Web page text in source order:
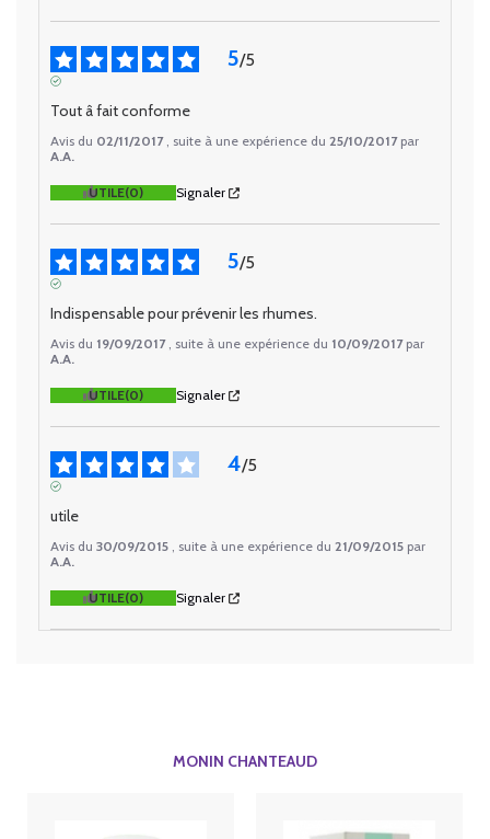
5/5
Tout â fait conforme
Avis du 02/11/2017 , suite à une expérience du 25/10/2017 par
A.A.
UTILE(0) Signaler
5/5
Indispensable pour prévenir les rhumes.
Avis du 19/09/2017 , suite à une expérience du 10/09/2017 par
A.A.
UTILE(0) Signaler
4/5
utile
Avis du 30/09/2015 , suite à une expérience du 21/09/2015 par
A.A.
UTILE(0) Signaler
MONIN CHANTEAUD